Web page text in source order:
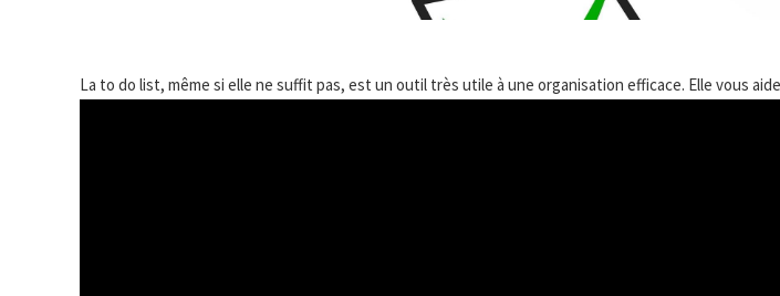
La to do list, même si elle ne suffit pas, est un outil très utile à une organisation efficace. Elle vous